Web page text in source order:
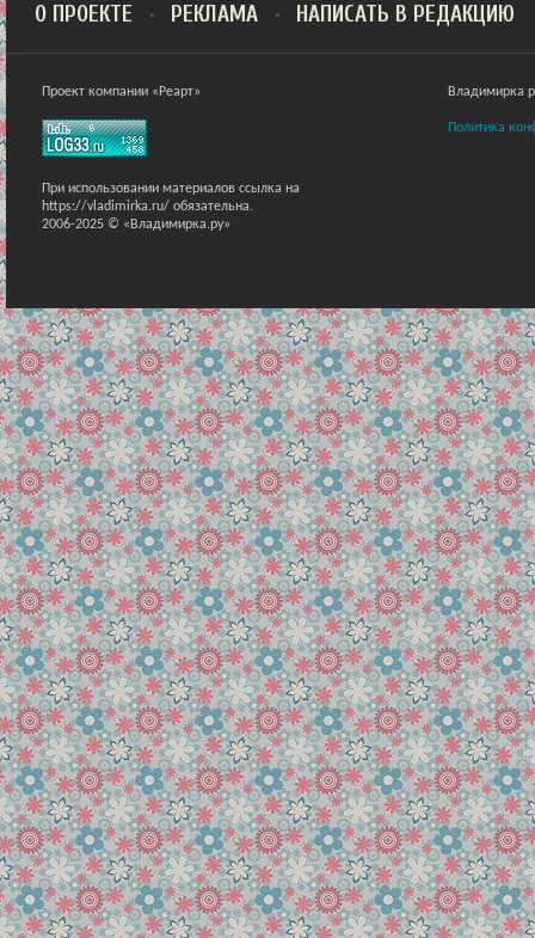
О ПРОЕКТЕ РЕКЛАМА НАПИСАТЬ В РЕДАКЦИЮ
Проект компании «Реарт»
При использовании материалов ссылка на
https://vladimirka.ru/ обязательна.
2006-2025 © «Владимирка.ру»
Владимирка
Политика